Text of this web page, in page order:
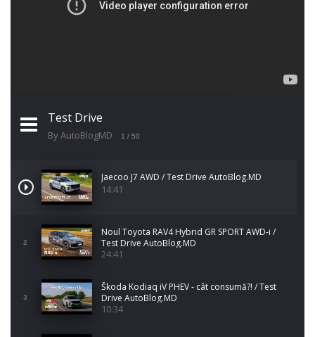
Test Drive
By AutoBlogMD 1 / 50
Jaecoo J7 AWD / Test Drive AutoBlog.MD
14:41
2
Noul Toyota RAV4 Hybrid GR SPORT AWD-i /
Test Drive AutoBlog.MD
24:41
3
Škoda Kodiaq iV PHEV - cât consumă?! / Test
Drive AutoBlog.MD
10:34